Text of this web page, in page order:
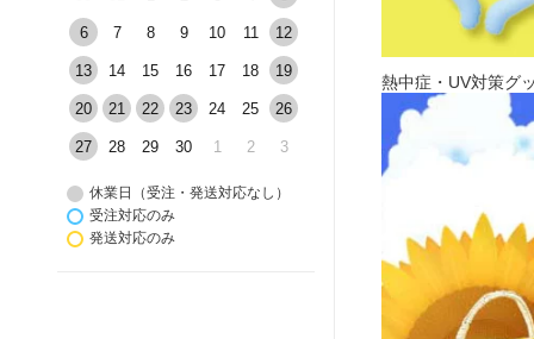
6 7 8 9 10 11 12
13 14 15 16 17 18 19
20 21 22 23 24 25 26
27 28 29 30 1 2 3
休業日（受注・発送対応なし）
受注対応のみ
発送対応のみ
熱中症・UV対策グ